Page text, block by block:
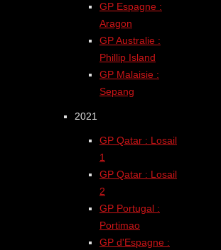
GP Espagne :
Aragon
GP Australie :
Phillip Island
GP Malaisie :
Sepang
2021
GP Qatar : Losail
1
GP Qatar : Losail
2
GP Portugal :
Portimao
GP d'Espagne :